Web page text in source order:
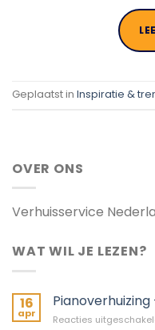
Geplaatst in Inspiratie &
OVER ONS
Verhuisservice
WAT WIL JE LEZEN?
16
apr Reacties